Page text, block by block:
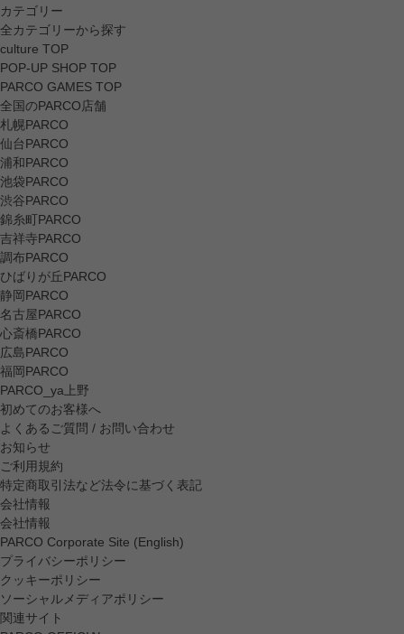
カテゴリー
全カテゴリーから探す
culture TOP
POP-UP SHOP TOP
PARCO GAMES TOP
全国のPARCO店舗
札幌PARCO
仙台PARCO
浦和PARCO
池袋PARCO
渋谷PARCO
錦糸町PARCO
吉祥寺PARCO
調布PARCO
ひばりが丘PARCO
静岡PARCO
名古屋PARCO
心斎橋PARCO
広島PARCO
福岡PARCO
PARCO_ya上野
初めてのお客様へ
よくあるご質問 / お問い合わせ
お知らせ
ご利用規約
特定商取引法など法令に基づく表記
会社情報
会社情報
PARCO Corporate Site (English)
プライバシーポリシー
クッキーポリシー
ソーシャルメディアポリシー
関連サイト